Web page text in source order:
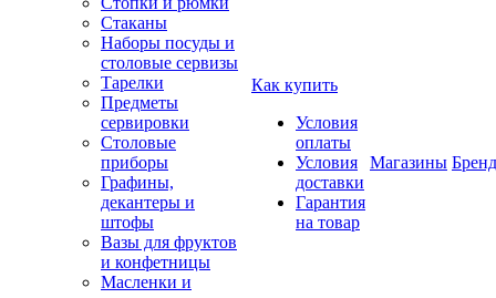
Стаканы
Наборы посуды и
столовые сервизы
Тарелки
Предметы
сервировки
Столовые
приборы
Графины,
декантеры и
штофы
Вазы для фруктов
и конфетницы
Масленки и
Как купить
Условия
оплаты
Условия
доставки
Гарантия
на товар
Магазины